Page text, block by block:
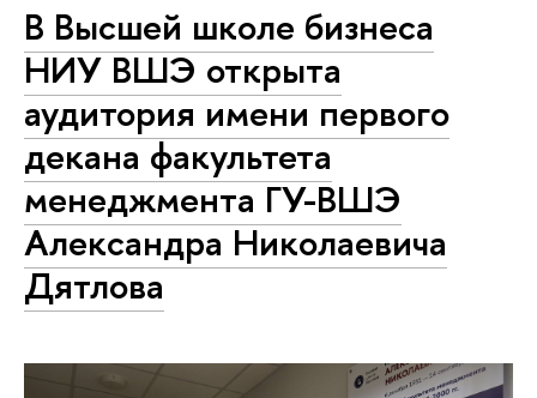
В Высшей школе бизнеса
НИУ ВШЭ открыта
аудитория имени первого
декана факультета
менеджмента ГУ-ВШЭ
Александра Николаевича
Дятлова